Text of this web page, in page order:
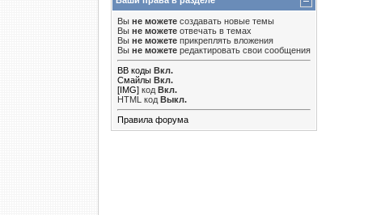
Вы не можете создавать новые темы
Вы не можете отвечать в темах
Вы не можете прикреплять вложения
Вы не можете редактировать свои сообщения
BB коды Вкл.
Смайлы Вкл.
[IMG] код Вкл.
HTML код Выкл.
Правила форума